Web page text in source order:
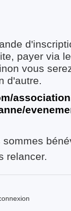
payer via
vous
d'autre.
relancer.